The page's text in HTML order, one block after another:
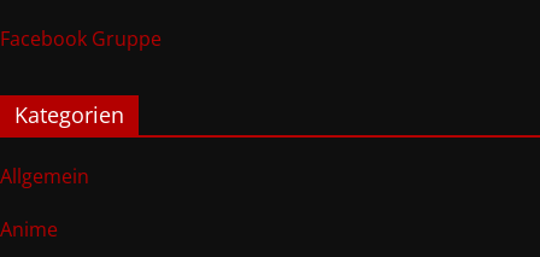
Facebook Gruppe
Kategorien
Allgemein
Anime